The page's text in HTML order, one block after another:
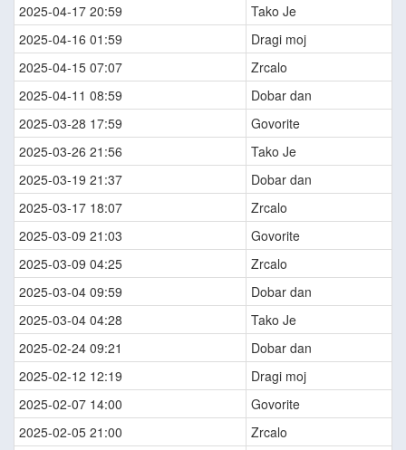
2025-04-17 20:59
Tako Je
2025-04-16 01:59
Dragi moj
2025-04-15 07:07
Zrcalo
2025-04-11 08:59
Dobar dan
2025-03-28 17:59
Govorite
2025-03-26 21:56
Tako Je
2025-03-19 21:37
Dobar dan
2025-03-17 18:07
Zrcalo
2025-03-09 21:03
Govorite
2025-03-09 04:25
Zrcalo
2025-03-04 09:59
Dobar dan
2025-03-04 04:28
Tako Je
2025-02-24 09:21
Dobar dan
2025-02-12 12:19
Dragi moj
2025-02-07 14:00
Govorite
2025-02-05 21:00
Zrcalo